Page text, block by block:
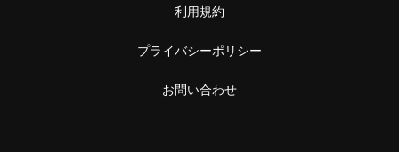
利用規約
プライバシーポリシー
お問い合わせ